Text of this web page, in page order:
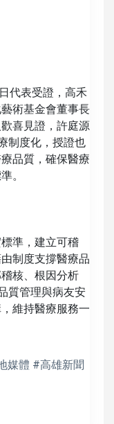
代表受證，高禾
術基金會董事長
喜見證，許庭源
制度化，授證也
品質，確保醫療
。
準，建立可稽
制度支撐醫療品
核、根因分析
質管理與病友安
維持醫療服務一
媒體 #高雄新聞